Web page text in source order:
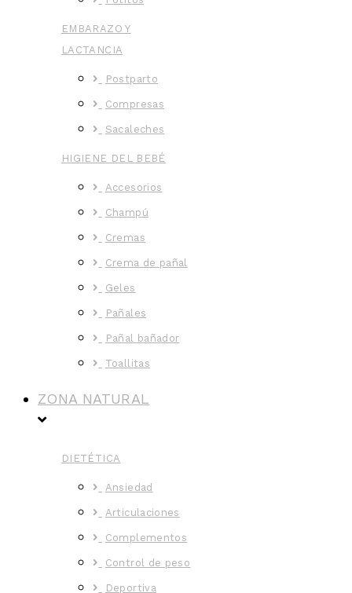
EMBARAZO Y
LACTANCIA
Postparto
Compresas
Sacaleches
HIGIENE DEL BEBÉ
Accesorios
Champú
Cremas
Crema de pañal
Geles
Pañales
Pañal bañador
Toallitas
ZONA NATURAL
DIETÉTICA
Ansiedad
Articulaciones
Complementos
Control de peso
Deportiva